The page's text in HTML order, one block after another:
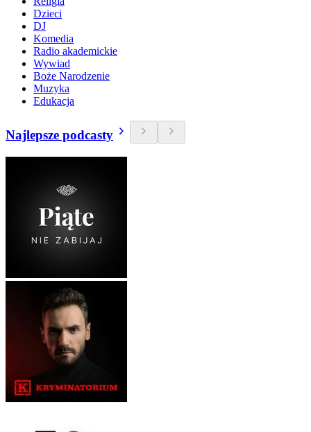
Dzieci
DJ
Komedia
Radio akademickie
Wywiad
Boże Narodzenie
Muzyka
Edukacja
Najlepsze podcasty